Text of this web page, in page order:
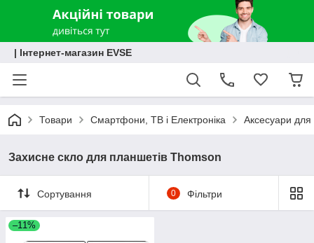
| Інтернет-магазин EVSE
Товари Смартфони, ТВ і Електроніка Аксесуари для
Захисне скло для планшетів Thomson
Сортування 0 Фільтри
–11%